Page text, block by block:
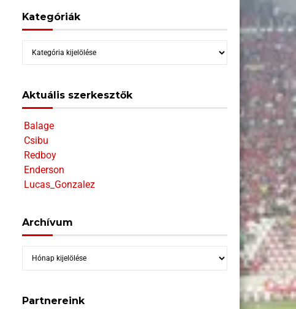
Kategóriák
Kategóriák
Aktuális szerkesztők
Balage
Csibu
Redboy
Enderson
Lucas_Gonzalez
Archívum
Archívum
Partnereink